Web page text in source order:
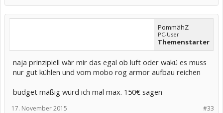
PommähZ
PC-User
Themenstarter
naja prinzipiell wär mir das egal ob luft oder wakü es muss
nur gut kühlen und vom mobo rog armor aufbau reichen
budget mäßig würd ich mal max. 150€ sagen
#33
17. November 2015